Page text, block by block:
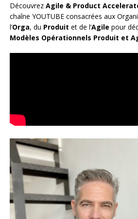
Découvrez Agile & Product
chaîne YOUTUBE consacrées aux
l’Orga, du Produit et de l’Agile pour
Modèles Opérationnels Produit et